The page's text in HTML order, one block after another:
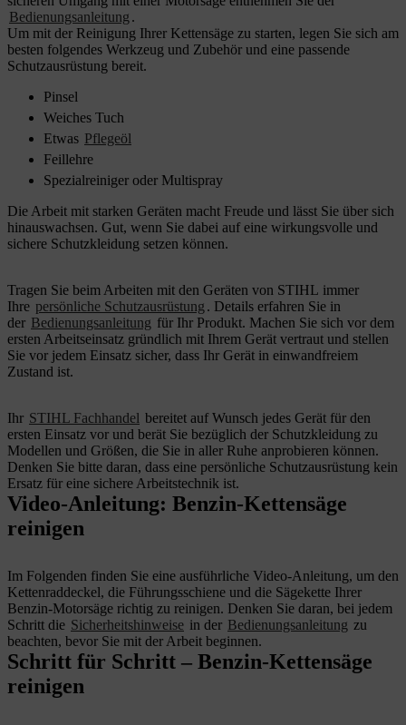
Bedienungsanleitung .
Um mit der Reinigung Ihrer Kettensäge zu starten, legen Sie sich am
besten folgendes Werkzeug und Zubehör und eine passende
Schutzausrüstung bereit.
Pinsel
Weiches Tuch
Etwas Pflegeöl
Feillehre
Spezialreiniger oder Multispray
Die Arbeit mit starken Geräten macht Freude und lässt Sie über sich
hinauswachsen. Gut, wenn Sie dabei auf eine wirkungsvolle und
sichere Schutzkleidung setzen können.
Tragen Sie beim Arbeiten mit den Geräten von STIHL immer
Ihre persönliche Schutzausrüstung . Details erfahren Sie in
der Bedienungsanleitung für Ihr Produkt. Machen Sie sich vor dem
ersten Arbeitseinsatz gründlich mit Ihrem Gerät vertraut und stellen
Sie vor jedem Einsatz sicher, dass Ihr Gerät in einwandfreiem
Zustand ist.
Ihr STIHL Fachhandel bereitet auf Wunsch jedes Gerät für den
ersten Einsatz vor und berät Sie bezüglich der Schutzkleidung zu
Modellen und Größen, die Sie in aller Ruhe anprobieren können.
Denken Sie bitte daran, dass eine persönliche Schutzausrüstung kein
Ersatz für eine sichere Arbeitstechnik ist.
Video-Anleitung: Benzin-Kettensäge
reinigen
Im Folgenden finden Sie eine ausführliche Video-Anleitung, um den
Kettenraddeckel, die Führungsschiene und die Sägekette Ihrer
Benzin-Motorsäge richtig zu reinigen. Denken Sie daran, bei jedem
Schritt die Sicherheitshinweise in der Bedienungsanleitung zu
beachten, bevor Sie mit der Arbeit beginnen.
Schritt für Schritt – Benzin-Kettensäge
reinigen